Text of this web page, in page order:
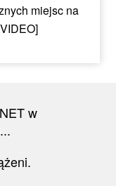
miejsc na
w